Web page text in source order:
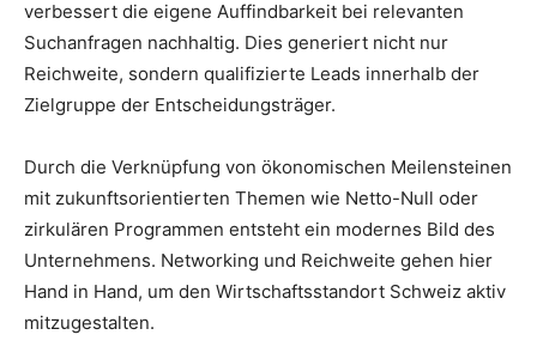
verbessert die eigene Auffindbarkeit bei relevanten
Suchanfragen nachhaltig. Dies generiert nicht nur
Reichweite, sondern qualifizierte Leads innerhalb der
Zielgruppe der Entscheidungsträger.
Durch die Verknüpfung von ökonomischen Meilensteinen
mit zukunftsorientierten Themen wie Netto-Null oder
zirkulären Programmen entsteht ein modernes Bild des
Unternehmens. Networking und Reichweite gehen hier
Hand in Hand, um den Wirtschaftsstandort Schweiz aktiv
mitzugestalten.